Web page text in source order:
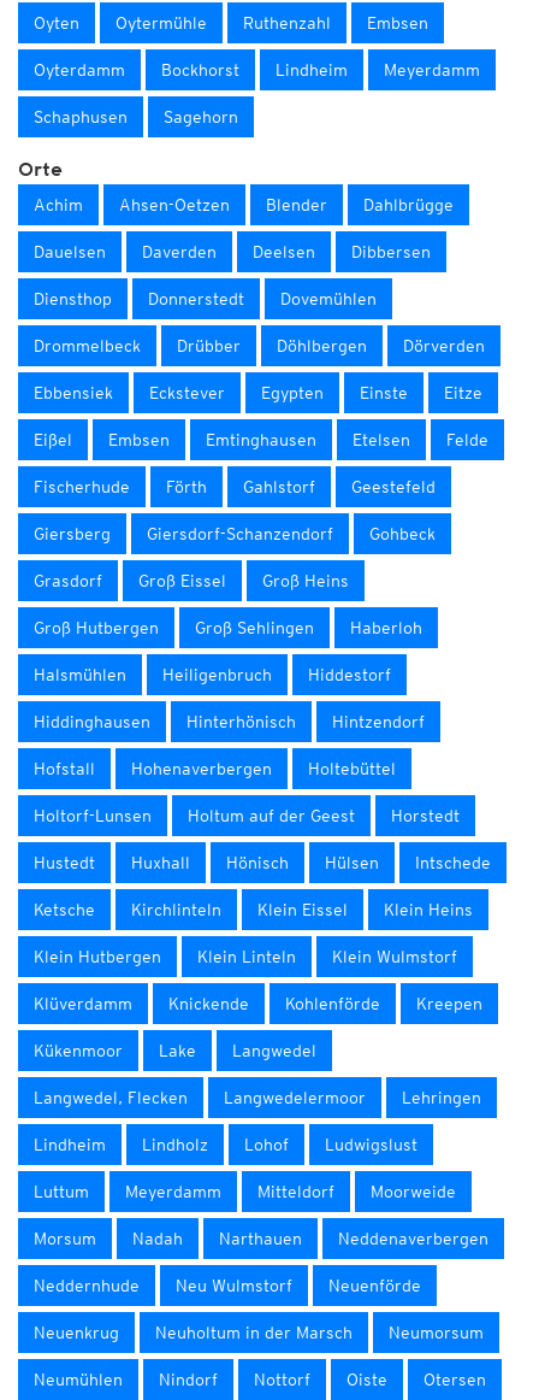
Oyten Oytermühle Ruthenzahl Embsen
Oyterdamm Bockhorst Lindheim Meyerdamm
Schaphusen Sagehorn
Orte
Achim Ahsen-Oetzen Blender Dahlbrügge
Dauelsen Daverden Deelsen Dibbersen
Diensthop Donnerstedt Dovemühlen
Drommelbeck Drübber Döhlbergen Dörverden
Ebbensiek Eckstever Egypten Einste Eitze
Eißel Embsen Emtinghausen Etelsen Felde
Fischerhude Förth Gahlstorf Geestefeld
Giersberg Giersdorf-Schanzendorf Gohbeck
Grasdorf Groß Eissel Groß Heins
Groß Hutbergen Groß Sehlingen Haberloh
Halsmühlen Heiligenbruch Hiddestorf
Hiddinghausen Hinterhönisch Hintzendorf
Hofstall Hohenaverbergen Holtebüttel
Holtorf-Lunsen Holtum auf der Geest Horstedt
Hustedt Huxhall Hönisch Hülsen Intschede
Ketsche Kirchlinteln Klein Eissel Klein Heins
Klein Hutbergen Klein Linteln Klein Wulmstorf
Klüverdamm Knickende Kohlenförde Kreepen
Kükenmoor Lake Langwedel
Langwedel, Flecken Langwedelermoor Lehringen
Lindheim Lindholz Lohof Ludwigslust
Luttum Meyerdamm Mitteldorf Moorweide
Morsum Nadah Narthauen Neddenaverbergen
Neddernhude Neu Wulmstorf Neuenförde
Neuenkrug Neuholtum in der Marsch Neumorsum
Neumühlen Nindorf Nottorf Oiste Otersen